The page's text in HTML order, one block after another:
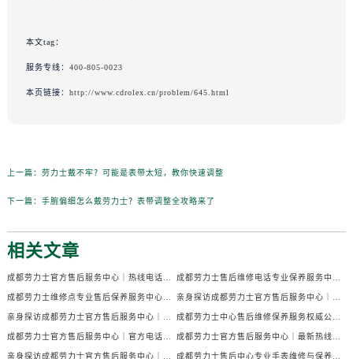
本文tag：
服务专线： 400-805-0023
本页链接： http://www.cdrolex.cn/problem/645.html
上一篇： 劳力士戴不牢？可能是表带太短，教你快速调整
下一篇： 手腕偏细怎么戴劳力士？表带调整全攻略来了
相关文章